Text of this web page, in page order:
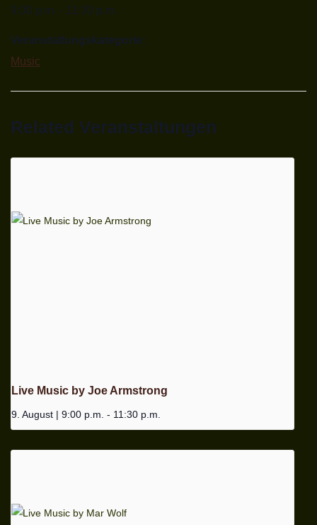
9:30 p.m. - 11:30 p.m.
Veranstaltungskategorie:
Music
Related Veranstaltungen
Live Music by Joe Armstrong
9. August | 9:00 p.m. - 11:30 p.m.